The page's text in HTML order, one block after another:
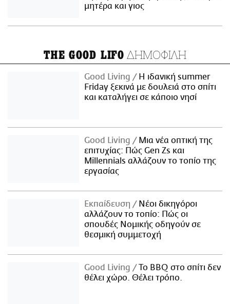
μητέρα και γιος
THE GOOD LIFO ΔΗΜΟΦΙΛΗ
Good Living
Η ιδανική summer
Friday ξεκινά με δουλειά στο σπίτι
και καταλήγει σε κάποιο νησί
Good Living
Μια νέα οπτική της
επιτυχίας: Πώς Gen Zs και
Millennials αλλάζουν το τοπίο της
εργασίας
Εκπαίδευση
Νέοι δικηγόροι
αλλάζουν το τοπίο: Πώς οι
σπουδές Νομικής οδηγούν σε
θεσμική συμμετοχή
Good Living
Το BBQ στο σπίτι δεν
θέλει χώρο. Θέλει τρόπο.